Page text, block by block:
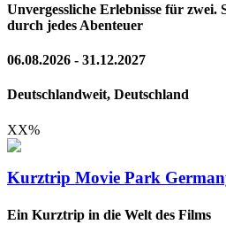
Unvergessliche Erlebnisse für zwei.
durch jedes Abenteuer
06.08.2026 - 31.12.2027
Deutschlandweit, Deutschland
XX%
Kurztrip Movie Park
Ein Kurztrip in die Welt des Films